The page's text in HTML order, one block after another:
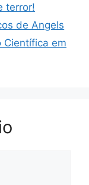
terror!
de Angels
Científica em